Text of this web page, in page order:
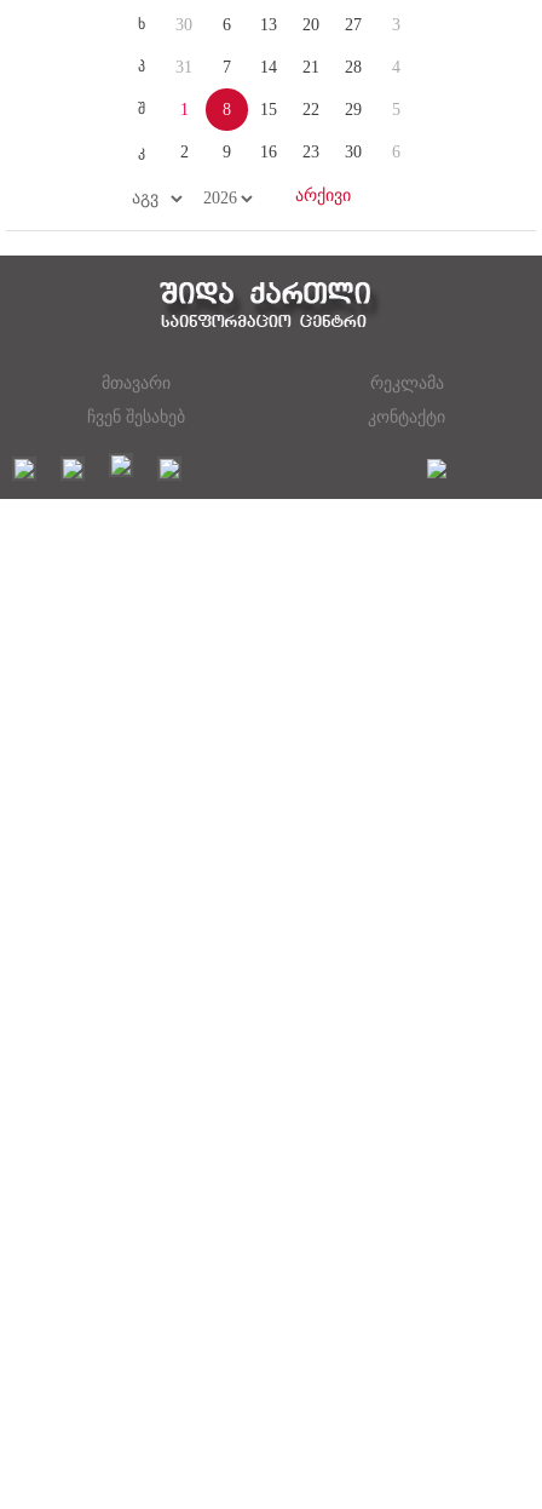
ხ
პ
შ
კ
30
31
1
2
6
7
8
9
13
14
15
16
20
21
22
23
27
28
29
30
3
4
5
6
მთავარი
რეკლამა
ჩვენ შესახებ
კონტაქტი